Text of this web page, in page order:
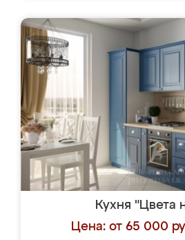
Кухня "Цвета
Цена: от 65 000